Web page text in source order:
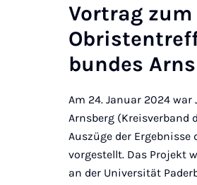
Vor­trag
bundes
Am 24. Januar 2024 war
Arnsberg (Kreisverband
Auszüge der
vorgestellt. Das Projekt
an der Universität